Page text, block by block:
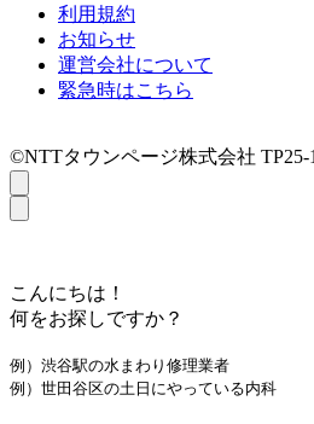
利用規約
お知らせ
運営会社について
緊急時はこちら
©NTTタウンページ株式会社 TP25-
こんにちは！
何をお探しですか？
例）渋谷駅の水まわり修理業者
例）世田谷区の土日にやっている内科